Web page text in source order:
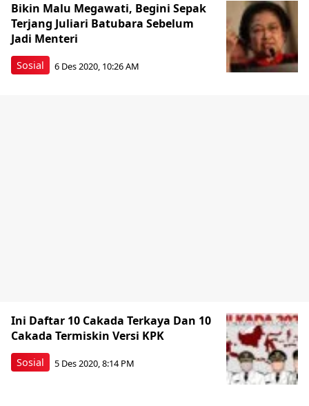
Sosial
Bikin Malu Megawati, Begini Sepak
Terjang Juliari Batubara Sebelum
Jadi Menteri
6 Des 2020, 10:26 AM
Sosial
Ini Daftar 10 Cakada Terkaya Dan 10
Cakada Termiskin Versi KPK
5 Des 2020, 8:14 PM